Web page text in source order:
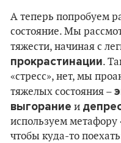
А теперь попробуем
состояние. Мы
тяжести, начиная с
прокрастинации.
«стресс», нет, мы
тяжелых состояния –
выгорание и
используем метафору
чтобы куда-то